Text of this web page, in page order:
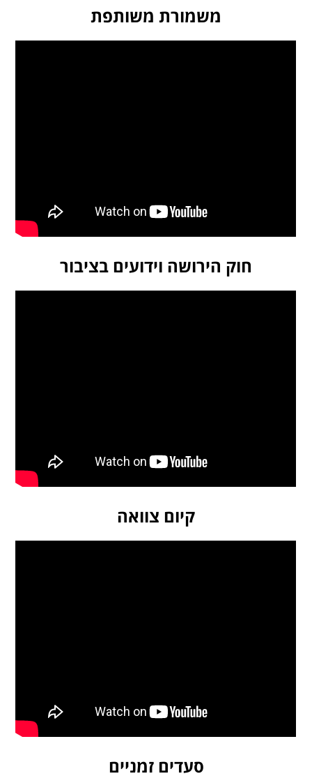
משמורת משותפת
חוק הירושה וידועים בציבור
קיום צוואה
סעדים זמניים